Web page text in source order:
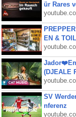
ür Rares
EN &
(DJEALE
SV
nferenz